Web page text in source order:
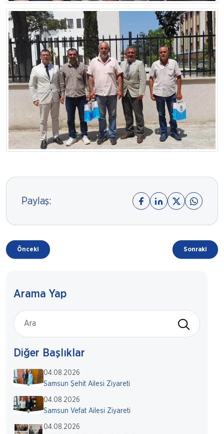
Paylaş:
Önceki Sonraki
Arama Yap
Diğer Başlıklar
04.08.2026
Samsun Şehit Ailesi Ziyareti
04.08.2026
Samsun Vefat Ailesi Ziyareti
04.08.2026